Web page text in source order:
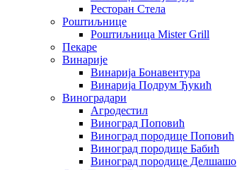
Ресторан Стела
Роштиљнице
Роштиљница Mister Grill
Пекаре
Винарије
Винарија Бонавентура
Винарија Подрум Ђукић
Виноградари
Агродестил
Виноград Поповић
Виноград породице Поповић
Виноград породице Бабић
Виноград породице Делшашо